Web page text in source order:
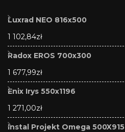
Luxrad NEO 816x500
1 102,84zł
Radox EROS 700x300
1 677,99zł
Enix Irys 550x1196
1 271,00zł
Instal Projekt Omega 500X915